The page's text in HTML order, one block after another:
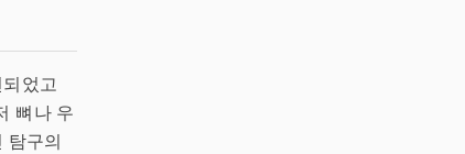
었고
뼈나 우
탐구의